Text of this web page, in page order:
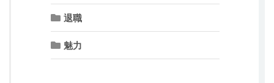
退職
魅力